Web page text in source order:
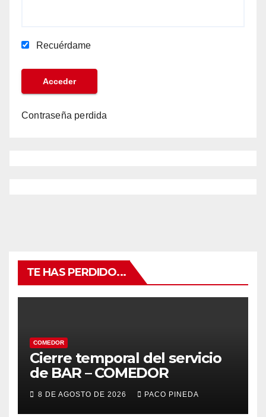
Recuérdame
Contraseña perdida
TE HAS PERDIDO...
COMEDOR
Cierre temporal del servicio
de BAR – COMEDOR
8 DE AGOSTO DE 2026 PACO PINEDA